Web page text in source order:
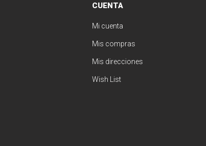
CUENTA
Mi cuenta
Mis compras
Mis direcciones
Wish List